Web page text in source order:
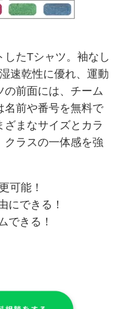
したTシャツ。袖なし
速乾性に優れ、運動
の前面には、チーム
名前や番号を無料で
ざまなサイズとカラ
クラスの一体感を強
可能！
にできる！
できる！